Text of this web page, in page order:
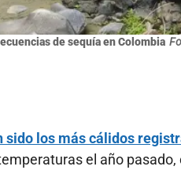
de sequía en Colombia
sido los más cálidos
el año